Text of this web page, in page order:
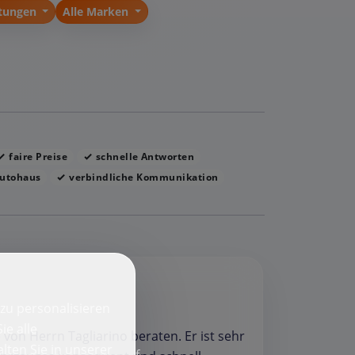
Alle Marken
faire Preise
schnelle Antworten
verbindliche Kommunikation
Herrn Tagliarino beraten. Er ist sehr
personalisieren
alle